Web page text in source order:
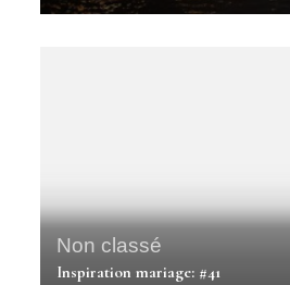
Non classé
Inspiration mariage: #41